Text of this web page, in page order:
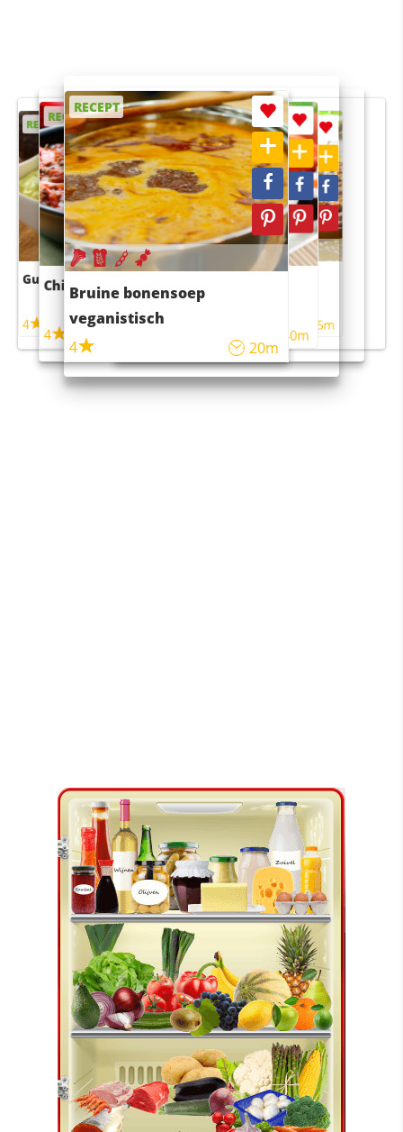
RECEPT
Guacamole
4
RECEPT
Chili con carne
4 45m
RECEPT
Bruine bonensoep
veganistisch
4
20m
RECEPT
Sushi rijstsalade
maaltijdsalade
40m
RECEPT
4 55m